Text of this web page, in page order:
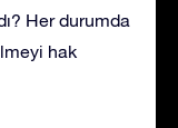
Her durumda
hak